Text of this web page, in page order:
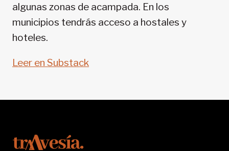
algunas zonas de acampada. En los
municipios tendrás acceso a hostales y
hoteles.
Leer en Substack